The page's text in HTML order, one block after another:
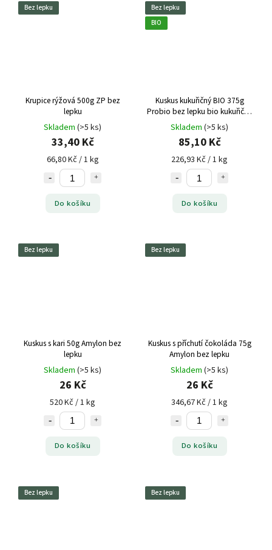
Bez lepku
Krupice rýžová 500g ZP bez
lepku
Skladem (>5 ks)
33,40 Kč
66,80 Kč / 1 kg
Do košíku
Bez lepku
BIO
Kuskus kukuřičný BIO 375g
Probio bez lepku bio kukuřičný
kuskus, bez lepku, zdravá
obilovina
Skladem (>5 ks)
85,10 Kč
226,93 Kč / 1 kg
Do košíku
Bez lepku
Kuskus s kari 50g Amylon bez
lepku
Skladem (>5 ks)
26 Kč
520 Kč / 1 kg
Do košíku
Bez lepku
Kuskus s příchutí čokoláda 75g
Amylon bez lepku
Skladem (>5 ks)
26 Kč
346,67 Kč / 1 kg
Do košíku
Bez lepku Bez lepku